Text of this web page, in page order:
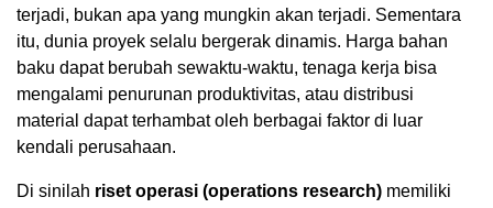
terjadi, bukan apa yang mungkin akan terjadi. Sementara
itu, dunia proyek selalu bergerak dinamis. Harga bahan
baku dapat berubah sewaktu-waktu, tenaga kerja bisa
mengalami penurunan produktivitas, atau distribusi
material dapat terhambat oleh berbagai faktor di luar
kendali perusahaan.
Di sinilah riset operasi (operations research) memiliki